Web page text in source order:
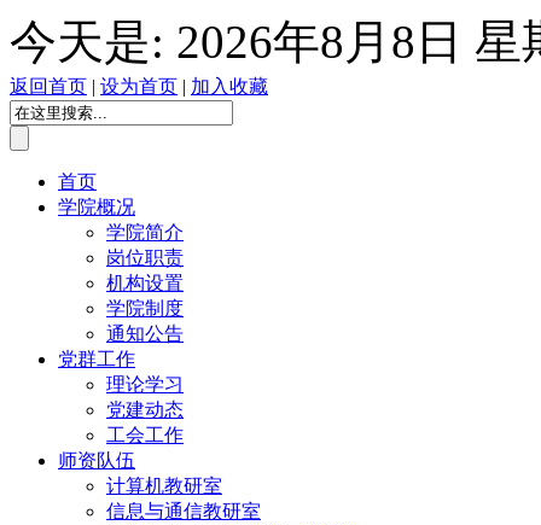
今天是: 2026年8月8日
返回首页 | 设为首页 | 加入收藏
首页
学院概况
学院简介
岗位职责
机构设置
学院制度
通知公告
党群工作
理论学习
党建动态
工会工作
师资队伍
计算机教研室
信息与通信教研室